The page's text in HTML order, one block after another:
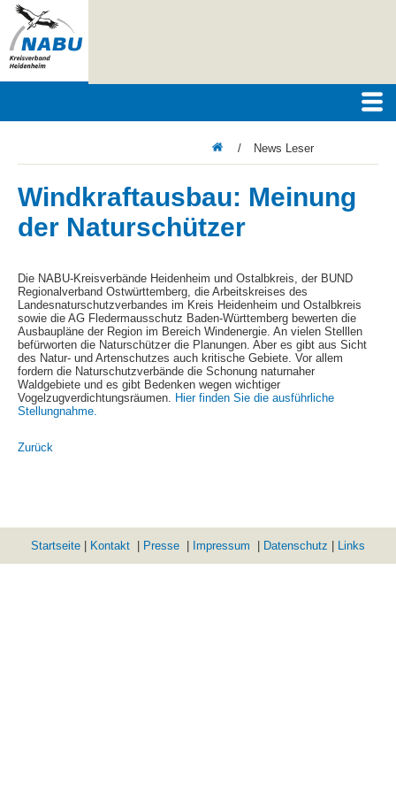
/ News Leser
Windkraftausbau: Meinung
der Naturschützer
Die NABU-Kreisverbände Heidenheim und Ostalbkreis, der BUND
Regionalverband Ostwürttemberg, die Arbeitskreises des
Landesnaturschutzverbandes im Kreis Heidenheim und Ostalbkreis
sowie die AG Fledermausschutz Baden-Württemberg bewerten die
Ausbaupläne der Region im Bereich Windenergie. An vielen Stelllen
befürworten die Naturschützer die Planungen. Aber es gibt aus Sicht
des Natur- und Artenschutzes auch kritische Gebiete. Vor allem
fordern die Naturschutzverbände die Schonung naturnaher
Waldgebiete und es gibt Bedenken wegen wichtiger
Vogelzugverdichtungsräumen.
Hier finden Sie die ausführliche
Stellungnahme.
Zurück
Startseite Kontakt Presse Impressum Datenschutz Links